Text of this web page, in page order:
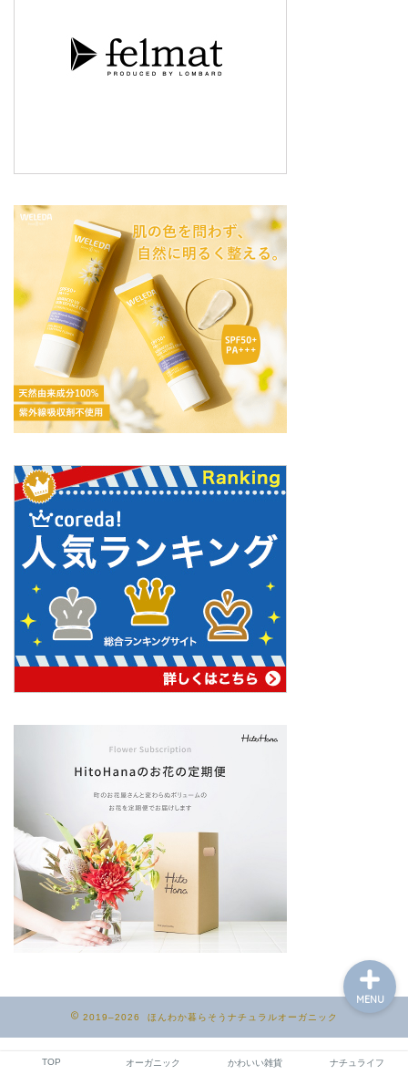
2019–2026 ほんわか暮らそうナチュラルオーガニック
TOP オーガニック かわいい雑貨 ナチュライフ
MENU
ナチュラルライフ